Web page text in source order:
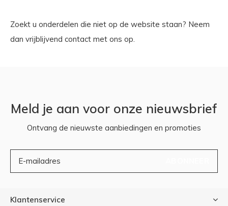
Zoekt u onderdelen die niet op de website staan? Neem
dan vrijblijvend contact met ons op.
Meld je aan voor onze nieuwsbrief
Ontvang de nieuwste aanbiedingen en promoties
Klantenservice